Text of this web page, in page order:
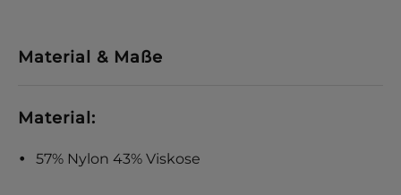
Material & Maße
Material:
57% Nylon 43% Viskose